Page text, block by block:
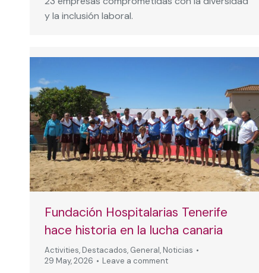
y la inclusión laboral.
Fundación Hospitalarias Tenerife
hace historia en la lucha canaria
Activities, Destacados, General, Noticias
29 May, 2026
Leave a comment